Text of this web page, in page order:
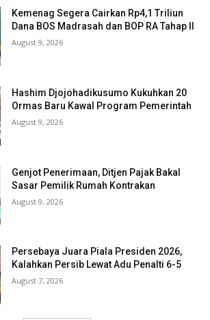
Kemenag Segera Cairkan Rp4,1 Triliun
Dana BOS Madrasah dan BOP RA Tahap II
August 9, 2026
Hashim Djojohadikusumo Kukuhkan 20
Ormas Baru Kawal Program Pemerintah
August 9, 2026
Genjot Penerimaan, Ditjen Pajak Bakal
Sasar Pemilik Rumah Kontrakan
August 9, 2026
Persebaya Juara Piala Presiden 2026,
Kalahkan Persib Lewat Adu Penalti 6-5
August 7, 2026